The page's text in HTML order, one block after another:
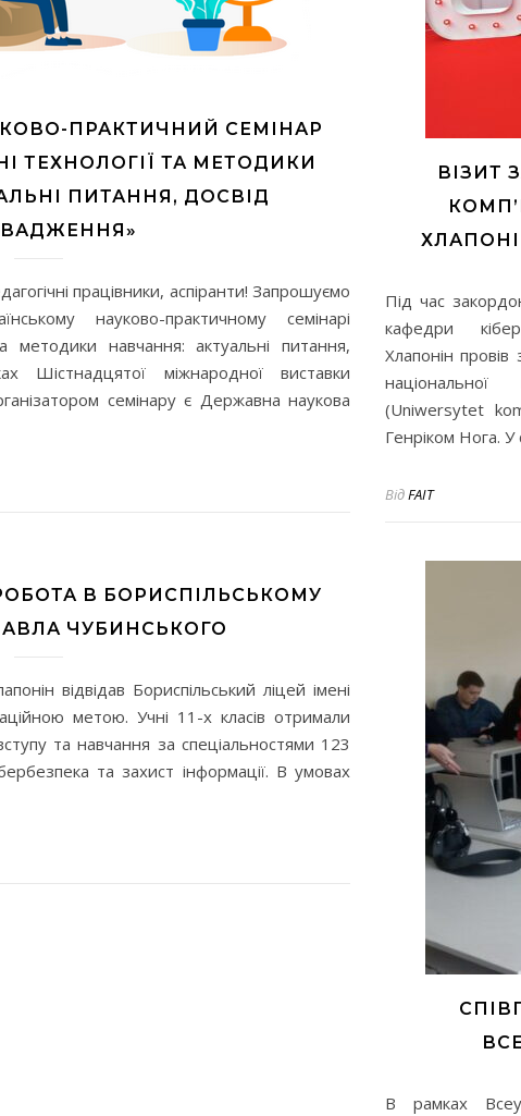
ПРАКТИЧНИЙ СЕМІНАР
ТЕХНОЛОГІЇ ТА МЕТОДИКИ
ПИТАННЯ, ДОСВІД
працівники, аспіранти! Запрошуємо
науково-практичному семінарі
методики навчання: актуальні питання,
Шістнадцятої міжнародної виставки
семінару є Державна наукова
ВІЗИТ
Під час
кафедри
Хлапонін провів
(Uniwersytet
Генріком Нога. У
ВідFAIT
В БОРИСПІЛЬСЬКОМУ
ЧУБИНСЬКОГО
відвідав Бориспільський ліцей імені
метою. Учні 11-х класів отримали
та навчання за спеціальностями 123
та захист інформації. В умовах
В рамках